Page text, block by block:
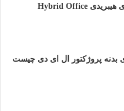
آینده مبلمان اداری هیبریدی Hybrid Office
بدنه پروژکتور ال ای دی چیست